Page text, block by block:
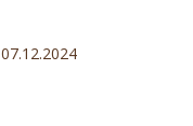
07.12.2024